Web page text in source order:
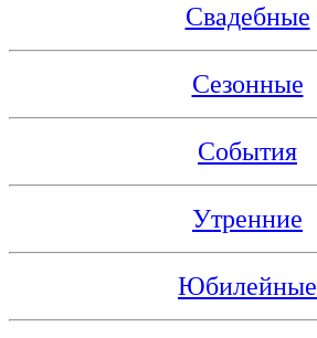
Свадебные
Сезонные
События
Утренние
Юбилейные